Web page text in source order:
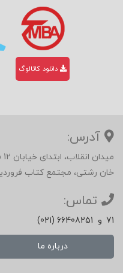
دانلود کاتالوگ
آدرس:
خان رشتی، مجتمع کتاب
تماس:
(021) 66408251 و 71
درباره ما